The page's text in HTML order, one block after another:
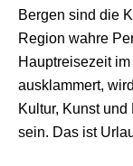
Bergen sind die
Region wahre
Hauptreisezeit
ausklammert,
Kultur, Kunst
sein. Das ist